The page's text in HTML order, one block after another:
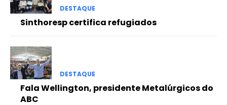
DESTAQUE
Sinthoresp certifica refugiados
DESTAQUE
Fala Wellington, presidente Metalúrgicos do
ABC